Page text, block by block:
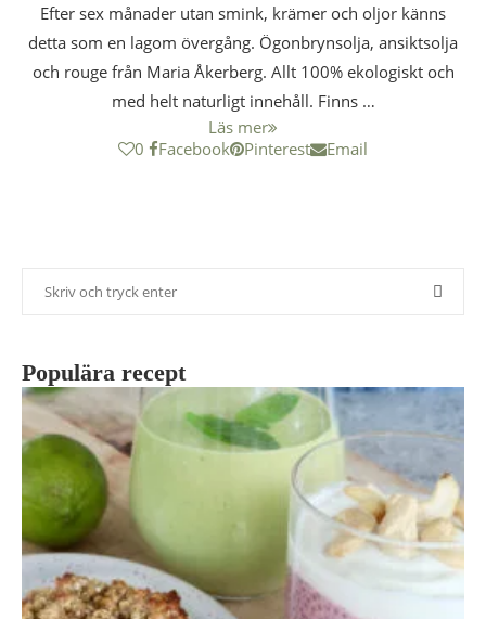
Efter sex månader utan smink, krämer och oljor känns
detta som en lagom övergång. Ögonbrynsolja, ansiktsolja
och rouge från Maria Åkerberg. Allt 100% ekologiskt och
med helt naturligt innehåll. Finns …
Läs mer
0
Facebook Pinterest Email
Populära recept